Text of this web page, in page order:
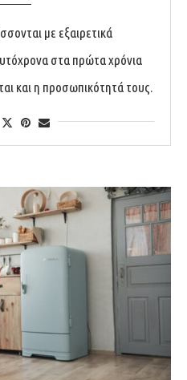
με εξαιρετικά
στα πρώτα χρόνια
και η προσωπικότητά τους.